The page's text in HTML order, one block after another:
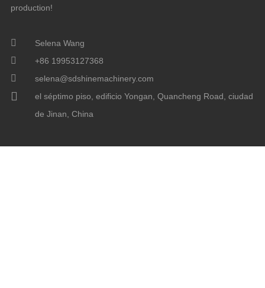
production!
Selena Wang
+86 19953127368
selena@sdshinemachinery.com
el séptimo piso, edificio Yongan, Quancheng Road, ciudad
de Jinan, China